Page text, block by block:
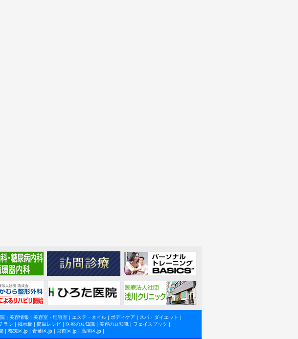
| 美容情報 | 美容室・理容室| エステ・ネイル| ボディケア | スパ・ダイエット |
ラシ | 掲示板 | 簡単レシピ| 医療の豆知識| 美容の豆知識| フェイスブック |
| 都筑区.jp | 青葉区.jp | 宮前区.jp | 高津区.jp |